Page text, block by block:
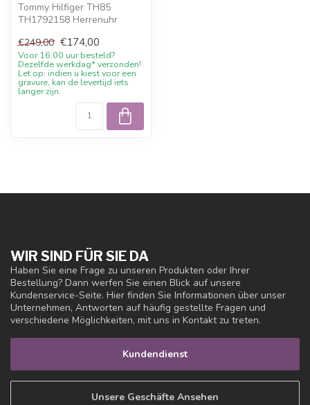
Tommy Hilfiger TH85
TH1792158 Herrenuhr
goldfarben 41mm. 1...
€249,00 €174,00
Voor 16.00 uur besteld?
Dezelfde werkdag* verzonden!
Let op: indien u kiest voor een
gravure, kan de levertijd iets
langer zijn.
WIR SIND FÜR SIE DA
Haben Sie eine Frage zu unseren Produkten oder Ihrer
Bestellung? Dann werfen Sie einen Blick auf unsere
Kundenservice-Seite. Hier finden Sie Informationen über unser
Unternehmen, Antworten auf häufig gestellte Fragen und
verschiedene Möglichkeiten, mit uns in Kontakt zu treten.
Kundendienst
Unsere Geschäfte Ansehen